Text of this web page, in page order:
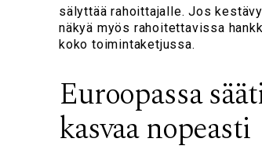
sälyttää rahoittajalle. Jos
näkyä myös rahoitettavissa
koko toimintaketjussa.
Euroopassa
kasvaa nopeasti